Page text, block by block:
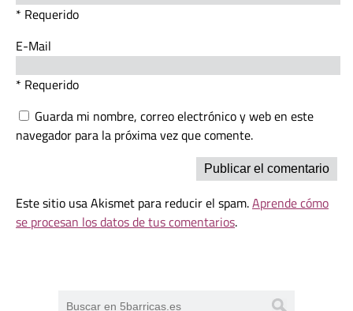
* Requerido
E-Mail
* Requerido
Guarda mi nombre, correo electrónico y web en este
navegador para la próxima vez que comente.
Este sitio usa Akismet para reducir el spam.Aprende cómo
se procesan los datos de tus comentarios.